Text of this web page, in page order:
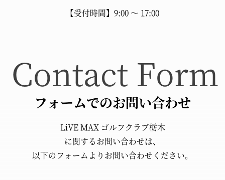
【受付時間】9:00 ～ 17:00
フォームでのお問い合わせ
LiVE MAX ゴルフクラブ栃木
に関するお問い合わせは、
以下のフォームより お問い合わせください。